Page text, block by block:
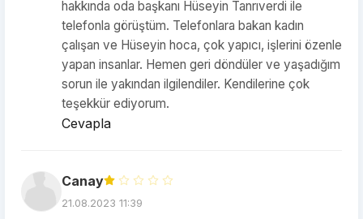
hakkında oda başkanı Hüseyin Tanrıverdi ile
telefonla görüştüm. Telefonlara bakan kadın
çalışan ve Hüseyin hoca, çok yapıcı, işlerini özenle
yapan insanlar. Hemen geri döndüler ve yaşadığım
sorun ile yakından ilgilendiler. Kendilerine çok
teşekkür ediyorum.
Cevapla
Canay
21.08.2023 11:39